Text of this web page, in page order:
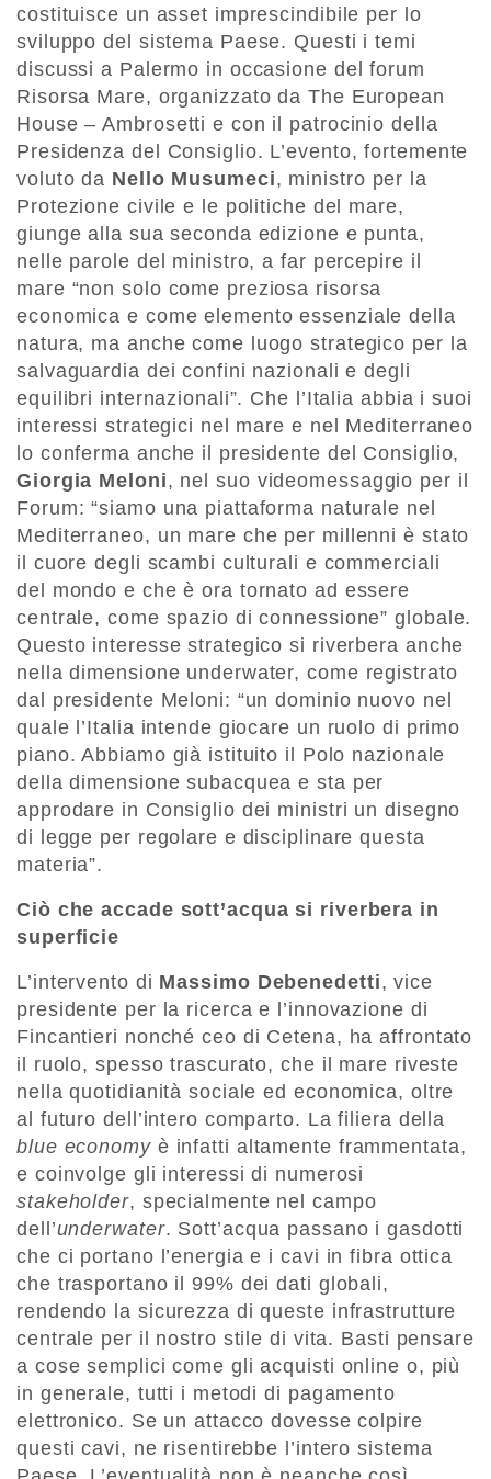
costituisce un asset imprescindibile per lo
sviluppo del sistema Paese. Questi i temi
discussi a Palermo in occasione del forum
Risorsa Mare, organizzato da The European
House – Ambrosetti e con il patrocinio della
Presidenza del Consiglio. L’evento, fortemente
voluto da Nello Musumeci, ministro per la
Protezione civile e le politiche del mare,
giunge alla sua seconda edizione e punta,
nelle parole del ministro, a far percepire il
mare “non solo come preziosa risorsa
economica e come elemento essenziale della
natura, ma anche come luogo strategico per la
salvaguardia dei confini nazionali e degli
equilibri internazionali”. Che l’Italia abbia i suoi
interessi strategici nel mare e nel Mediterraneo
lo conferma anche il presidente del Consiglio,
Giorgia Meloni, nel suo videomessaggio per il
Forum: “siamo una piattaforma naturale nel
Mediterraneo, un mare che per millenni è stato
il cuore degli scambi culturali e commerciali
del mondo e che è ora tornato ad essere
centrale, come spazio di connessione” globale.
Questo interesse strategico si riverbera anche
nella dimensione underwater, come registrato
dal presidente Meloni: “un dominio nuovo nel
quale l’Italia intende giocare un ruolo di primo
piano. Abbiamo già istituito il Polo nazionale
della dimensione subacquea e sta per
approdare in Consiglio dei ministri un disegno
di legge per regolare e disciplinare questa
materia”.
Ciò che accade sott’acqua si riverbera in
superficie
L’intervento di Massimo Debenedetti, vice
presidente per la ricerca e l’innovazione di
Fincantieri nonché ceo di Cetena, ha affrontato
il ruolo, spesso trascurato, che il mare riveste
nella quotidianità sociale ed economica, oltre
al futuro dell’intero comparto. La filiera della
blue economyè infatti altamente frammentata,
e coinvolge gli interessi di numerosi
stakeholder, specialmente nel campo
dell’underwater. Sott’acqua passano i gasdotti
che ci portano l’energia e i cavi in fibra ottica
che trasportano il 99% dei dati globali,
rendendo la sicurezza di queste infrastrutture
centrale per il nostro stile di vita. Basti pensare
a cose semplici come gli acquisti online o, più
in generale, tutti i metodi di pagamento
elettronico. Se un attacco dovesse colpire
questi cavi, ne risentirebbe l’intero sistema